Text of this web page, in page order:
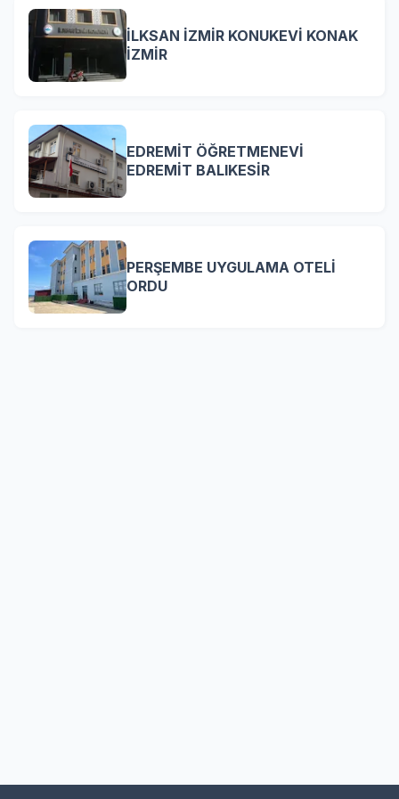
İLKSAN İZMİR KONUKEVİ KONAK
İZMİR
EDREMİT ÖĞRETMENEVİ
EDREMİT BALIKESİR
PERŞEMBE UYGULAMA OTELİ
ORDU